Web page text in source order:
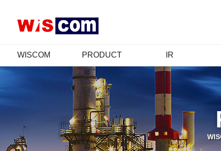
WISCOM
公司介绍
CEO 致辞
年履
组织图
PRODUCT
产品介绍
认证情况
IR
IR概要
股价信息
财务信息
公示信息
公告